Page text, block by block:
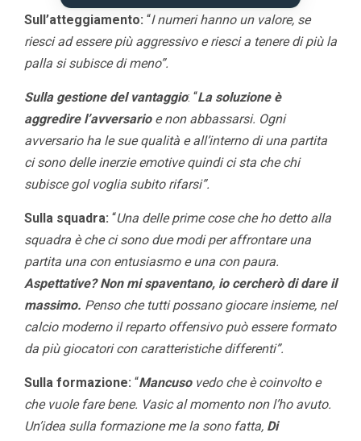
Sull’atteggiamento: “I numeri hanno un valore, se
riesci ad essere più aggressivo e riesci a tenere di più la
palla si subisce di meno”.
Sulla gestione del vantaggio: “La soluzione è
aggredire l’avversarioe non abbassarsi. Ogni
avversario ha le sue qualità e all’interno di una partita
ci sono delle inerzie emotive quindi ci sta che chi
subisce gol voglia subito rifarsi”.
Sulla squadra: “Una delle prime cose che ho detto alla
squadra è che ci sono due modi per affrontare una
partita una con entusiasmo e una con paura.
Aspettative? Non mi spaventano, io cercherò di dare il
massimo. Penso che tutti possano giocare insieme, nel
calcio moderno il reparto offensivo può essere formato
da più giocatori con caratteristiche differenti”.
Sulla formazione: “Mancusovedo che è coinvolto e
che vuole fare bene. Vasic al momento non l’ho avuto.
Un’idea sulla formazione me la sono fatta, Di